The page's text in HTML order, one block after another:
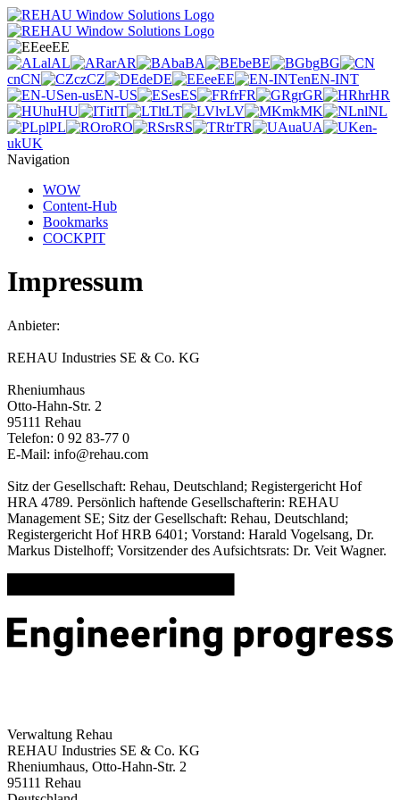
eeEE
alAL arAR baBA beBE bgBG
cnCN czCZ deDE eeEE enEN-INT
en-usEN-US esES frFR grGR hrHR
huHU itIT ltLT lvLV mkMK nlNL
plPL roRO rsRS trTR uaUA
en-
ukUK
Navigation
WOW
Content-Hub
Bookmarks
COCKPIT
Impressum
Anbieter:
REHAU Industries SE & Co. KG
Rheniumhaus
Otto-Hahn-Str. 2
95111 Rehau
Telefon: 0 92 83-77 0
E-Mail: info@rehau.com
Sitz der Gesellschaft: Rehau, Deutschland; Registergericht Hof
HRA 4789. Persönlich haftende Gesellschafterin: REHAU
Management SE; Sitz der Gesellschaft: Rehau, Deutschland;
Registergericht Hof HRB 6401; Vorstand: Harald Vogelsang, Dr.
Markus Distelhoff; Vorsitzender des Aufsichtsrats: Dr. Veit Wagner.
Verwaltung Rehau
REHAU Industries SE & Co. KG
Rheniumhaus, Otto-Hahn-Str. 2
95111 Rehau